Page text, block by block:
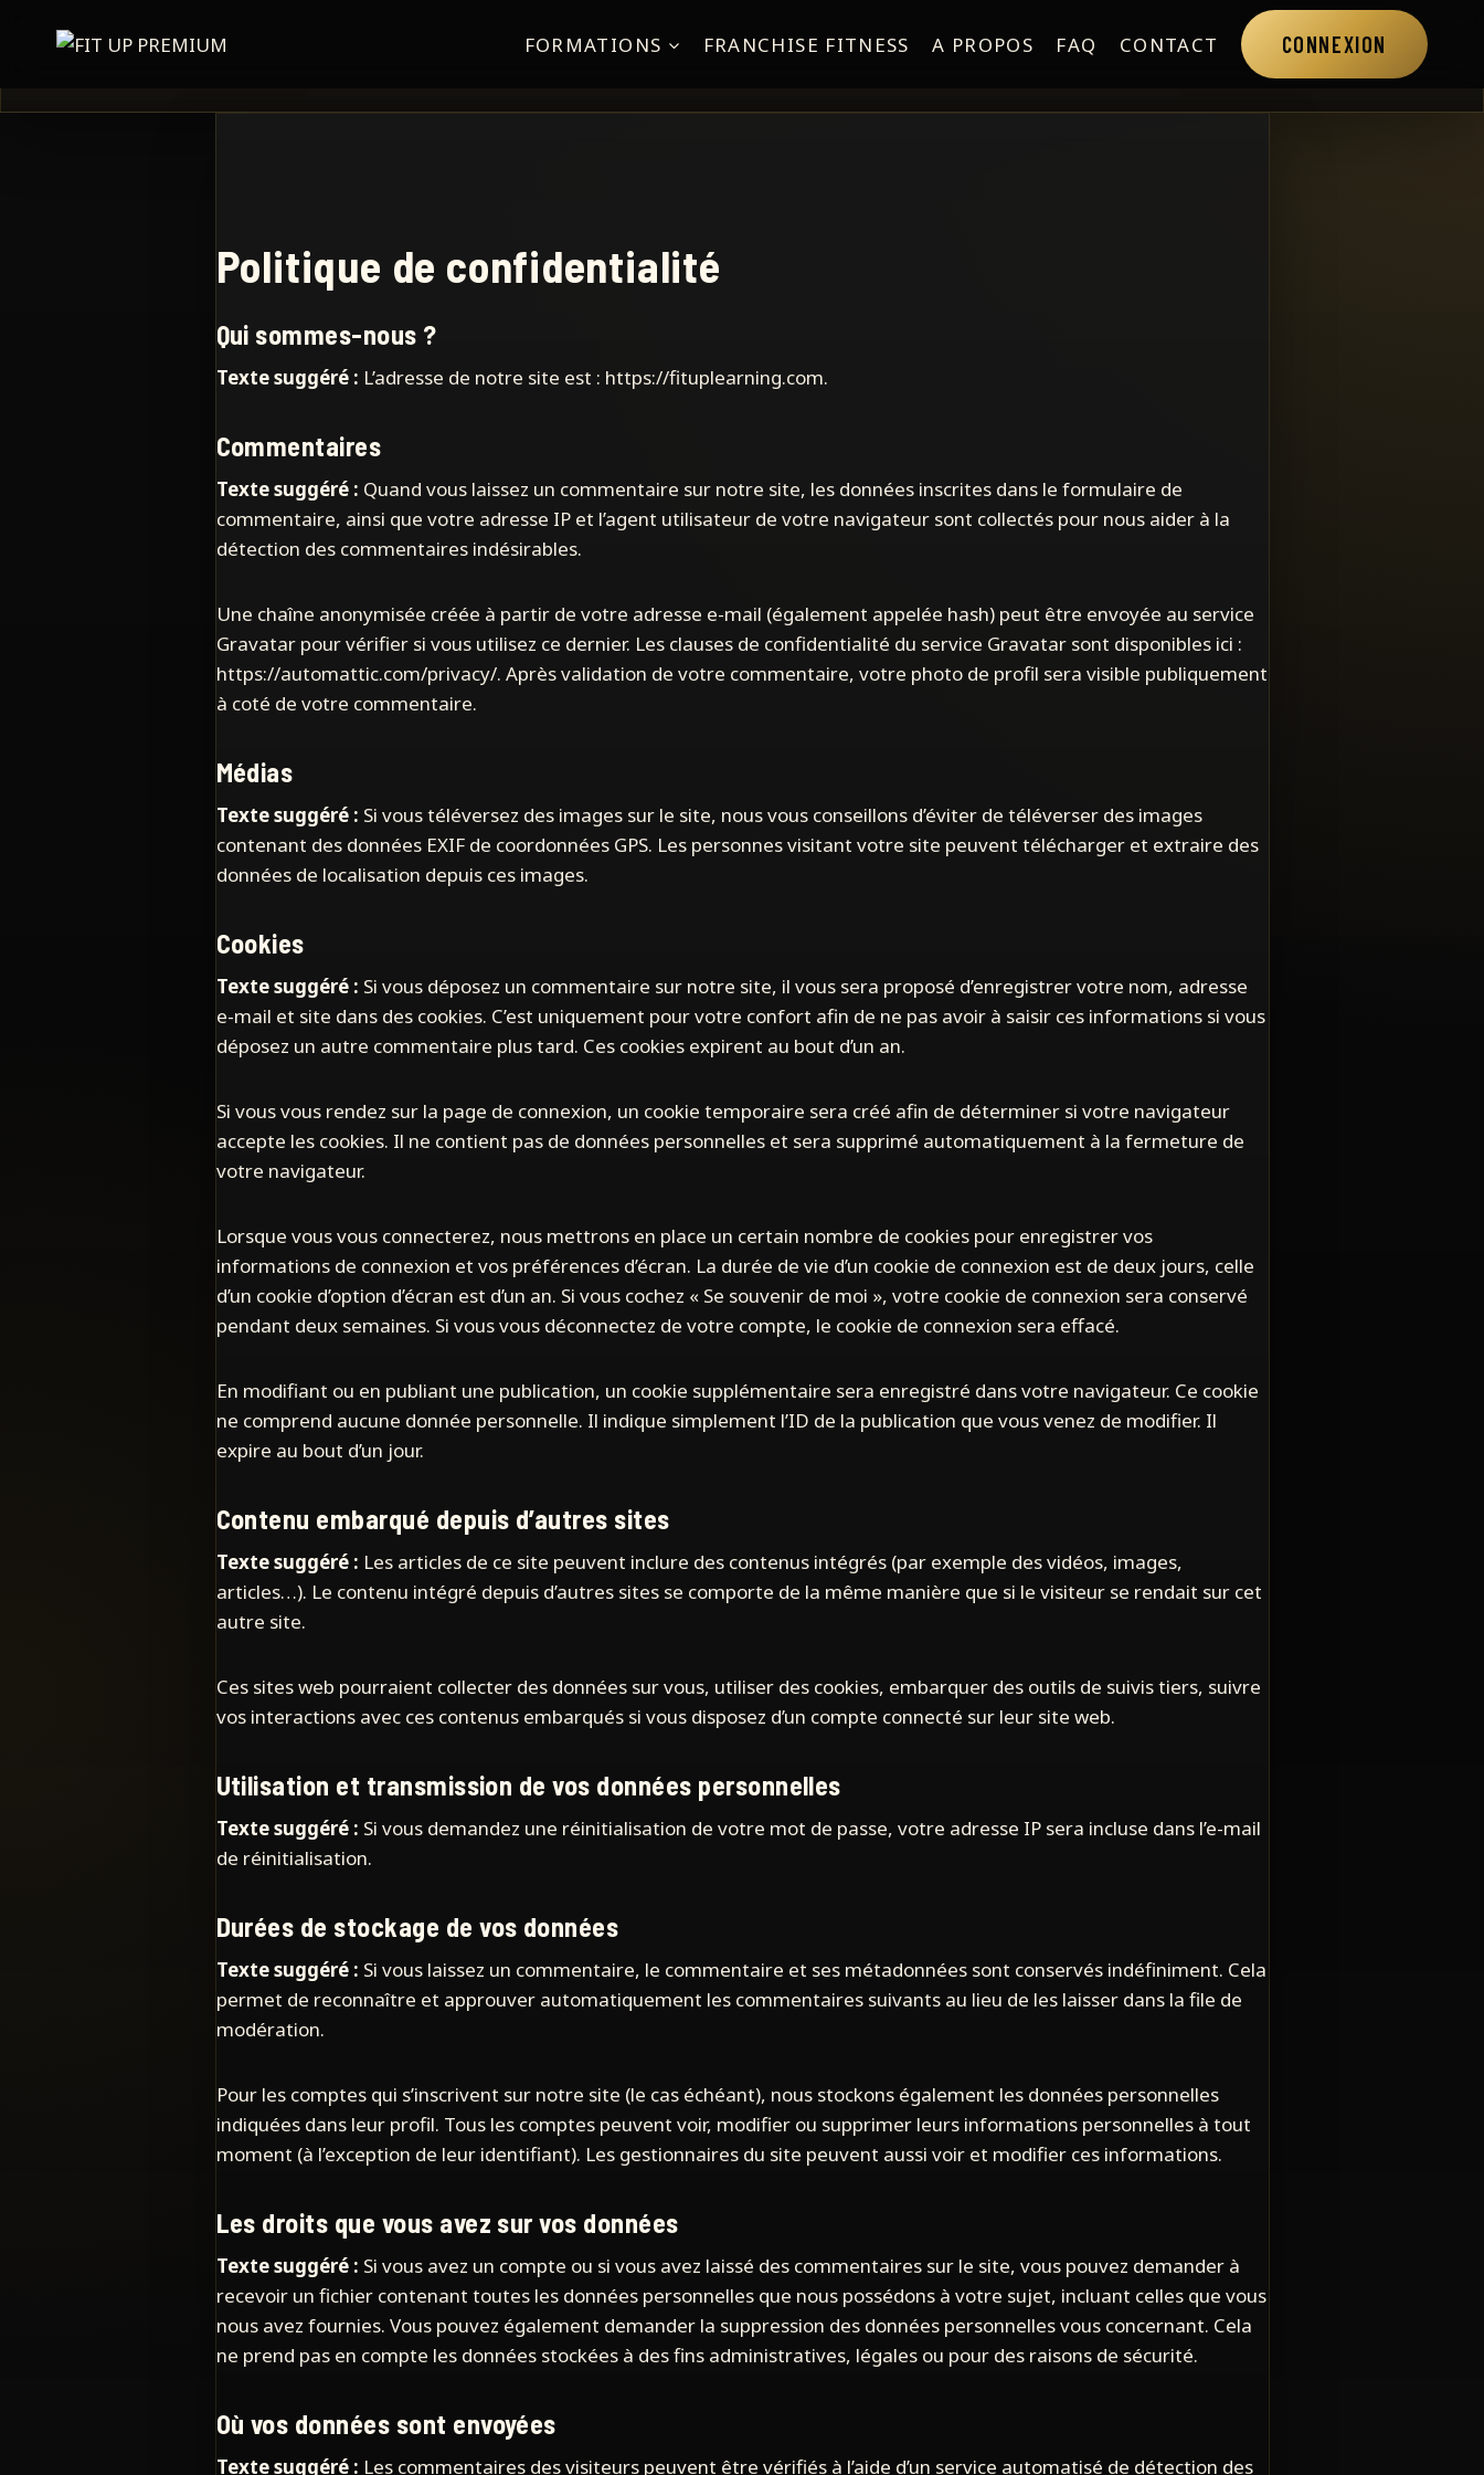
FORMATIONS FRANCHISE FITNESS A PROPOS FAQ CONTACT CONNEXION
Politique de confidentialité
Qui sommes-nous ?
Texte suggéré : L’adresse de notre site est : https://fituplearning.com.
Commentaires
Texte suggéré : Quand vous laissez un commentaire sur notre site, les données inscrites dans le formulaire de
commentaire, ainsi que votre adresse IP et l’agent utilisateur de votre navigateur sont collectés pour nous aider à la
détection des commentaires indésirables.
Une chaîne anonymisée créée à partir de votre adresse e-mail (également appelée hash) peut être envoyée au service
Gravatar pour vérifier si vous utilisez ce dernier. Les clauses de confidentialité du service Gravatar sont disponibles ici :
https://automattic.com/privacy/. Après validation de votre commentaire, votre photo de profil sera visible publiquement
à coté de votre commentaire.
Médias
Texte suggéré : Si vous téléversez des images sur le site, nous vous conseillons d’éviter de téléverser des images
contenant des données EXIF de coordonnées GPS. Les personnes visitant votre site peuvent télécharger et extraire des
données de localisation depuis ces images.
Cookies
Texte suggéré : Si vous déposez un commentaire sur notre site, il vous sera proposé d’enregistrer votre nom, adresse
e-mail et site dans des cookies. C’est uniquement pour votre confort afin de ne pas avoir à saisir ces informations si vous
déposez un autre commentaire plus tard. Ces cookies expirent au bout d’un an.
Si vous vous rendez sur la page de connexion, un cookie temporaire sera créé afin de déterminer si votre navigateur
accepte les cookies. Il ne contient pas de données personnelles et sera supprimé automatiquement à la fermeture de
votre navigateur.
Lorsque vous vous connecterez, nous mettrons en place un certain nombre de cookies pour enregistrer vos
informations de connexion et vos préférences d’écran. La durée de vie d’un cookie de connexion est de deux jours, celle
d’un cookie d’option d’écran est d’un an. Si vous cochez « Se souvenir de moi », votre cookie de connexion sera conservé
pendant deux semaines. Si vous vous déconnectez de votre compte, le cookie de connexion sera effacé.
En modifiant ou en publiant une publication, un cookie supplémentaire sera enregistré dans votre navigateur. Ce cookie
ne comprend aucune donnée personnelle. Il indique simplement l’ID de la publication que vous venez de modifier. Il
expire au bout d’un jour.
Contenu embarqué depuis d’autres sites
Texte suggéré : Les articles de ce site peuvent inclure des contenus intégrés (par exemple des vidéos, images,
articles…). Le contenu intégré depuis d’autres sites se comporte de la même manière que si le visiteur se rendait sur cet
autre site.
Ces sites web pourraient collecter des données sur vous, utiliser des cookies, embarquer des outils de suivis tiers, suivre
vos interactions avec ces contenus embarqués si vous disposez d’un compte connecté sur leur site web.
Utilisation et transmission de vos données personnelles
Texte suggéré : Si vous demandez une réinitialisation de votre mot de passe, votre adresse IP sera incluse dans l’e-mail
de réinitialisation.
Durées de stockage de vos données
Texte suggéré : Si vous laissez un commentaire, le commentaire et ses métadonnées sont conservés indéfiniment. Cela
permet de reconnaître et approuver automatiquement les commentaires suivants au lieu de les laisser dans la file de
modération.
Pour les comptes qui s’inscrivent sur notre site (le cas échéant), nous stockons également les données personnelles
indiquées dans leur profil. Tous les comptes peuvent voir, modifier ou supprimer leurs informations personnelles à tout
moment (à l’exception de leur identifiant). Les gestionnaires du site peuvent aussi voir et modifier ces informations.
Les droits que vous avez sur vos données
Texte suggéré : Si vous avez un compte ou si vous avez laissé des commentaires sur le site, vous pouvez demander à
recevoir un fichier contenant toutes les données personnelles que nous possédons à votre sujet, incluant celles que vous
nous avez fournies. Vous pouvez également demander la suppression des données personnelles vous concernant. Cela
ne prend pas en compte les données stockées à des fins administratives, légales ou pour des raisons de sécurité.
Où vos données sont envoyées
Texte suggéré : Les commentaires des visiteurs peuvent être vérifiés à l’aide d’un service automatisé de détection des